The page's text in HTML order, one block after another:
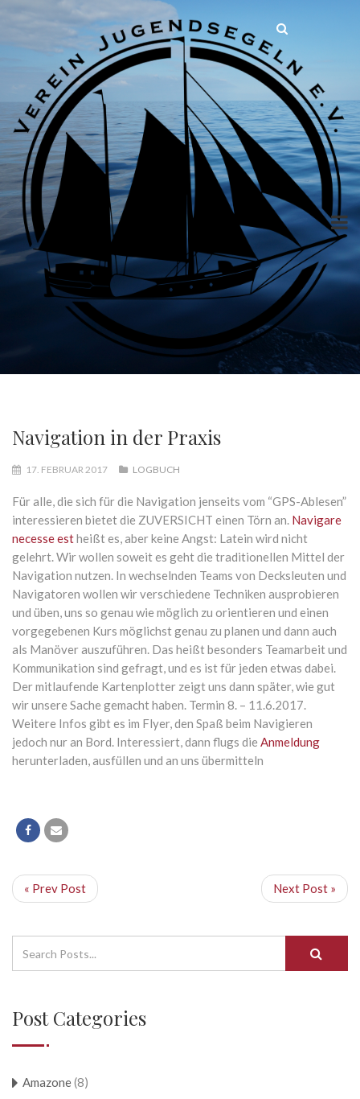
Navigation in der Praxis
17. FEBRUAR 2017 LOGBUCH
Für alle, die sich für die Navigation jenseits vom “GPS-Ablesen”
interessieren bietet die ZUVERSICHT einen Törn an. Navigare
necesse estheißt es, aber keine Angst: Latein wird nicht
gelehrt. Wir wollen soweit es geht die traditionellen Mittel der
Navigation nutzen. In wechselnden Teams von Decksleuten und
Navigatoren wollen wir verschiedene Techniken ausprobieren
und üben, uns so genau wie möglich zu orientieren und einen
vorgegebenen Kurs möglichst genau zu planen und dann auch
als Manöver auszuführen. Das heißt besonders Teamarbeit und
Kommunikation sind gefragt, und es ist für jeden etwas dabei.
Der mitlaufende Kartenplotter zeigt uns dann später, wie gut
wir unsere Sache gemacht haben. Termin 8. – 11.6.2017.
Weitere Infos gibt es im Flyer, den Spaß beim Navigieren
jedoch nur an Bord. Interessiert, dann flugs die Anmeldung
herunterladen, ausfüllen und an uns übermitteln
« Prev Post Next Post »
Post Categories
Amazone(8)